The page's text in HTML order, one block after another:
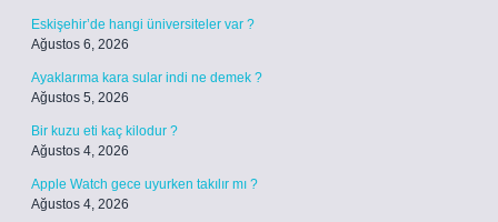
Eskişehir’de hangi üniversiteler var ?
Ağustos 6, 2026
Ayaklarıma kara sular indi ne demek ?
Ağustos 5, 2026
Bir kuzu eti kaç kilodur ?
Ağustos 4, 2026
Apple Watch gece uyurken takılır mı ?
Ağustos 4, 2026